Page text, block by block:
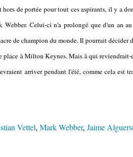
de portée pour tout ces aspirants, il y a
Webber. Celui-ci n'a prolongé que d'un an
de champion du monde. Il pourrait décider
place à Milton Keynes. Mais à qui reviendrait-
arriver pendant l'été, comme cela est
Vettel, Mark Webber, Jaime